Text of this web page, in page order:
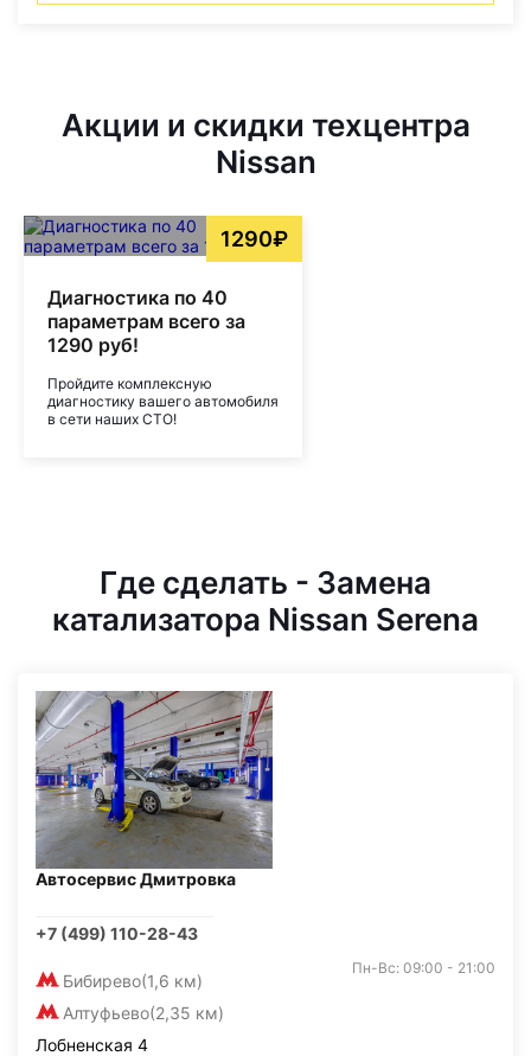
Акции и скидки техцентра
Nissan
1290₽
Диагностика по 40
параметрам всего за
1290 руб!
Пройдите комплексную
диагностику вашего автомобиля
в сети наших СТО!
Где сделать - Замена
катализатора Nissan Serena
Автосервис Дмитровка
+7 (499) 110-28-43
Бибирево(1,6 км)
Алтуфьево(2,35 км)
Пн-Вс: 09:00 - 21:00
Лобненская 4